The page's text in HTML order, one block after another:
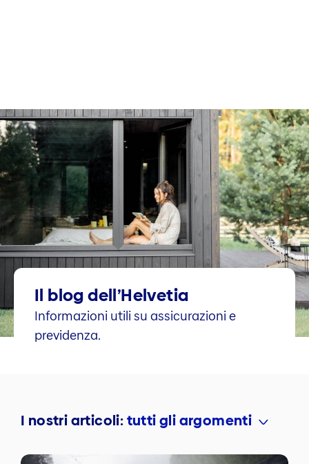
Il blog dell’Helvetia
Informazioni utili su assicurazioni e
previdenza.
I nostri articoli:tutti gli argomenti